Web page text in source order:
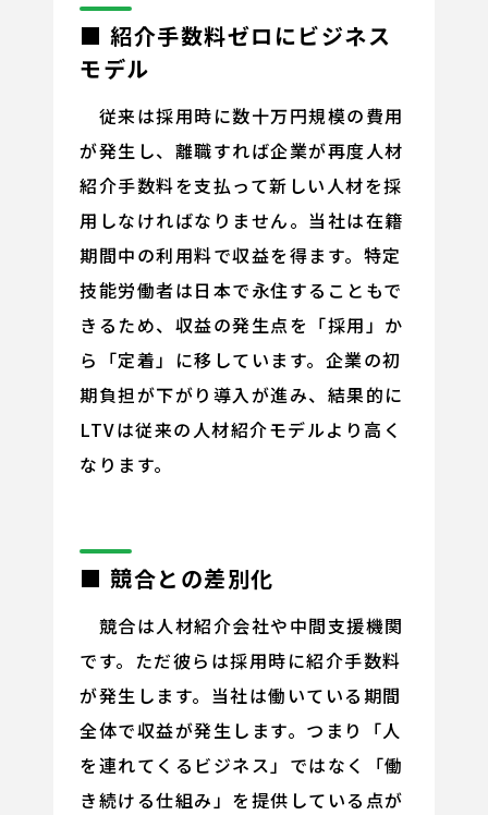
■ 紹介手数料ゼロにビジネス
モデル
従来は採用時に数十万円規模の費用
が発生し、離職すれば企業が再度人材
紹介手数料を支払って新しい人材を採
用しなければなりません。当社は在籍
期間中の利用料で収益を得ます。特定
技能労働者は日本で永住することもで
きるため、収益の発生点を「採用」か
ら「定着」に移しています。企業の初
期負担が下がり導入が進み、結果的に
LTVは従来の人材紹介モデルより高く
なります。
■ 競合との差別化
競合は人材紹介会社や中間支援機関
です。ただ彼らは採用時に紹介手数料
が発生します。当社は働いている期間
全体で収益が発生します。つまり「人
を連れてくるビジネス」ではなく「働
き続ける仕組み」を提供している点が